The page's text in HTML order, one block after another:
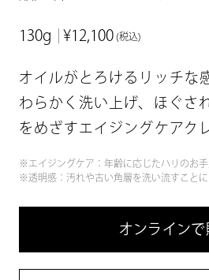
130g ¥12,100 (税込)
オイルがとろけるリッチな
わらかく洗い上げ、 ほぐさ
をめざすエイジングケアク
※エイジングケア：年齢に応じたハリのお手
※透明感：汚れや古い角層を洗い流すことに
オンラ イ ンで